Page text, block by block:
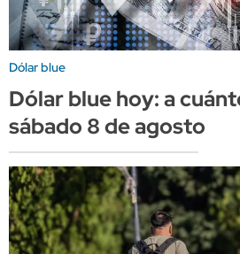
Dólar blue
Dólar blue hoy: a
sábado 8 de agosto